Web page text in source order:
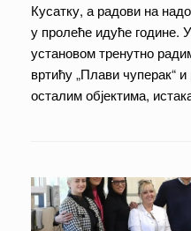
Кусатку, а радови на
у пролеће идуће
установом тренутно
вртићу „Плави чуперак“
осталим објектима,